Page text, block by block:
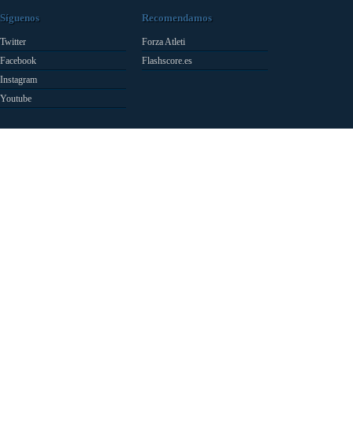
Síguenos
Twitter
Facebook
Instagram
Youtube
Recomendamos
Forza Atleti
Flashscore.es